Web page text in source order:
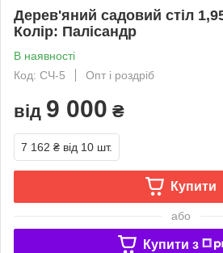
Дерев'яний садовий стіл
Колір: Палісандр
В наявності
Код: СЧ-5
Опт і роздріб
від 9 000 ₴
7 162 ₴ від 10 шт.
Купити
або
Купити з